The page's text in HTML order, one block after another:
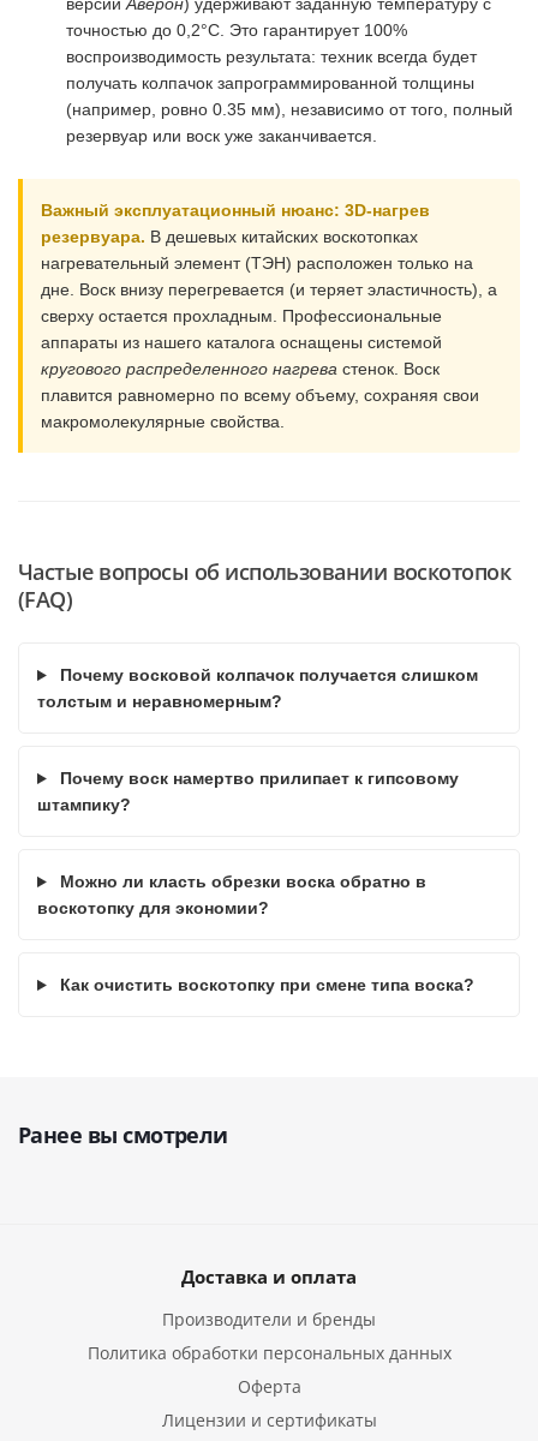
точностью до 0,2°C. Это гарантирует 100%
воспроизводимость результата: техник всегда будет
получать колпачок запрограммированной толщины
(например, ровно 0.35 мм), независимо от того, полный
резервуар или воск уже заканчивается.
Важный эксплуатационный нюанс: 3D-нагрев
резервуара. В дешевых китайских воскотопках
нагревательный элемент (ТЭН) расположен только на
дне. Воск внизу перегревается (и теряет эластичность), а
сверху остается прохладным. Профессиональные
аппараты из нашего каталога оснащены системой
кругового распределенного нагрева стенок. Воск
плавится равномерно по всему объему, сохраняя свои
макромолекулярные свойства.
Частые вопросы об использовании воскотопок
(FAQ)
Почему восковой колпачок получается слишком
толстым и неравномерным?
Почему воск намертво прилипает к гипсовому
штампику?
Можно ли класть обрезки воска обратно в
воскотопку для экономии?
Как очистить воскотопку при смене типа воска?
Ранее вы смотрели
Доставка и оплата
Производители и бренды
Политика обработки персональных данных
Оферта
Лицензии и сертификаты